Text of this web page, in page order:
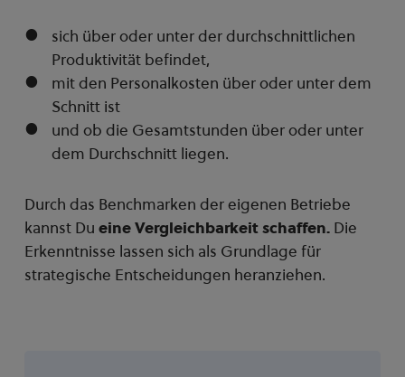
sich über oder unter der durchschnittlichen
Produktivität befindet,
mit den Personalkosten über oder unter dem
Schnitt ist
und ob die Gesamtstunden über oder unter
dem Durchschnitt liegen.
Durch das Benchmarken der eigenen Betriebe
kannst Du eine Vergleichbarkeit schaffen.Die
Erkenntnisse lassen sich als Grundlage für
strategische Entscheidungen heranziehen.